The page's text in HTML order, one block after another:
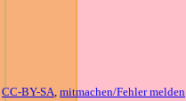
CC-BY-SA, mitmachen/Fehler melden